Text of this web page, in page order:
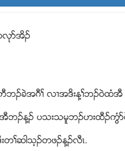
လုဏအိဥ
ဥခဲအဂီႈ လ႕အဒိးန႔ႈဘဥ၀ဲထံ
ဘဥန႔ဥ ပသးသမူဘဥဟးထီဥ
ႈဆါသ့ဥတဖဥန႔ဥလီၚ.